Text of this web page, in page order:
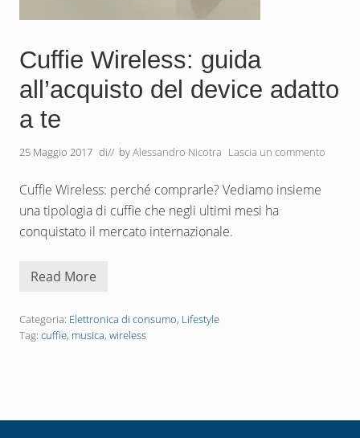
Cuffie Wireless: guida
all’acquisto del device adatto
a te
25 Maggio 2017 di// byAlessandro Nicotra Lascia un commento
Cuffie Wireless: perché comprarle? Vediamo insieme
una tipologia di cuffie che negli ultimi mesi ha
conquistato il mercato internazionale.
C
i
e
W
s
Read More
Categoria: Elettronica di consumo, Lifestyle
Tag: cuffie, musica, wireless